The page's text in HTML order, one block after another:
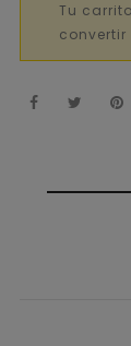
Tu
convertir